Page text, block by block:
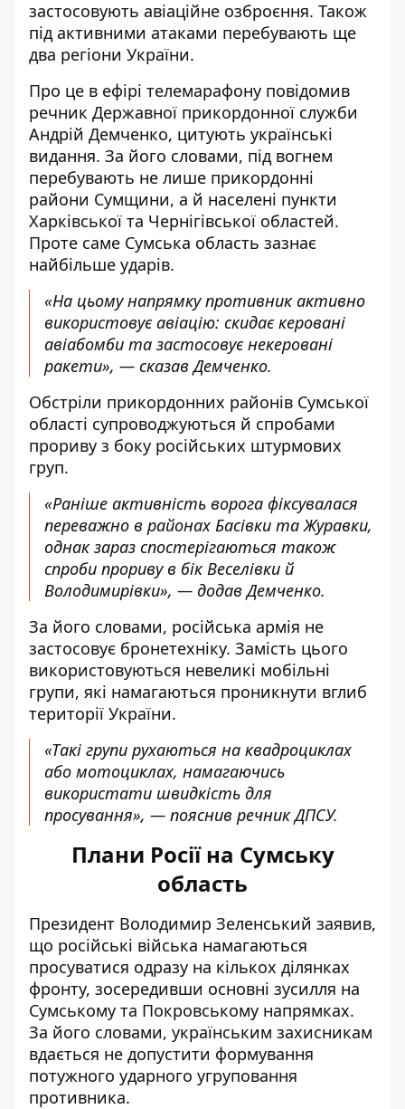
застосовують авіаційне озброєння. Також
під активними атаками перебувають ще
два регіони України.
Про це в ефірі телемарафону повідомив
речник Державної прикордонної служби
Андрій Демченко, цитують українські
видання. За його словами, під вогнем
перебувають не лише прикордонні
райони Сумщини, а й населені пункти
Харківської та Чернігівської областей.
Проте саме Сумська область зазнає
найбільше ударів.
«На цьому напрямку противник активно
використовує авіацію: скидає керовані
авіабомби та застосовує некеровані
ракети», — сказав Демченко.
Обстріли прикордонних районів Сумської
області супроводжуються й спробами
прориву з боку російських штурмових
груп.
«Раніше активність ворога фіксувалася
переважно в районах Басівки та Журавки,
однак зараз спостерігаються також
спроби прориву в бік Веселівки й
Володимирівки», — додав Демченко.
За його словами, російська армія не
застосовує бронетехніку. Замість цього
використовуються невеликі мобільні
групи, які намагаються проникнути вглиб
території України.
«Такі групи рухаються на квадроциклах
або мотоциклах, намагаючись
використати швидкість для
просування», — пояснив речник ДПСУ.
Плани Росії на Сумську
область
Президент Володимир Зеленський заявив,
що російські війська намагаються
просуватися одразу на кількох ділянках
фронту, зосередивши основні зусилля на
Сумському та Покровському напрямках.
За його словами, українським захисникам
вдається не допустити формування
потужного ударного угруповання
противника.